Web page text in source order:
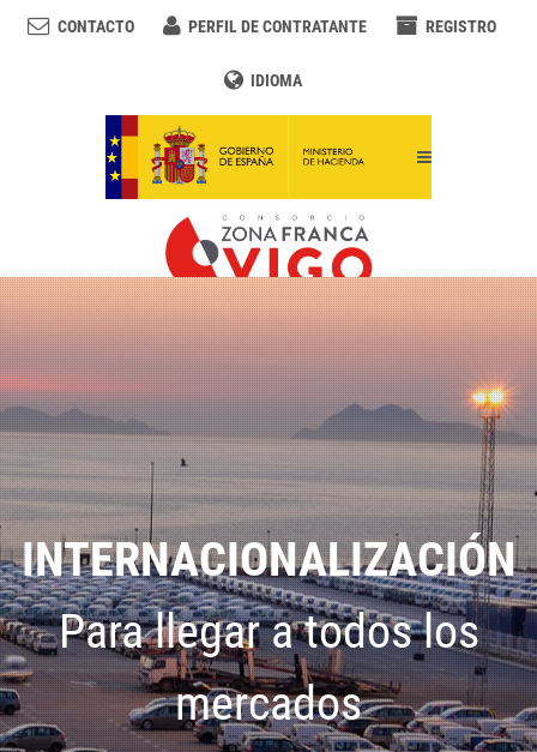
CONTACTO PERFIL DE CONTRATANTE REGISTRO
IDIOMA
INTERNACIONALIZACIÓN
Para llegar a todos los
mercados